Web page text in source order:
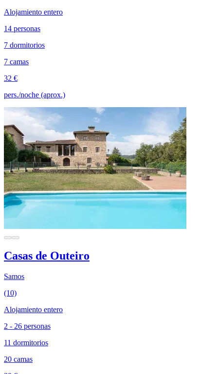
Alojamiento entero
14 personas
7 dormitorios
7 camas
32 €
pers./noche (aprox.)
Casas de Outeiro
Samos
(10)
Alojamiento entero
2 - 26 personas
11 dormitorios
20 camas